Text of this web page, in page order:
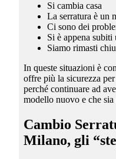
Si cambia casa
La serratura è un
Ci sono dei
Si è appena subiti
Siamo rimasti
In queste situazioni è
offre più la sicurezza
perché continuare ad
modello nuovo e che
Cambio
Milano, gli